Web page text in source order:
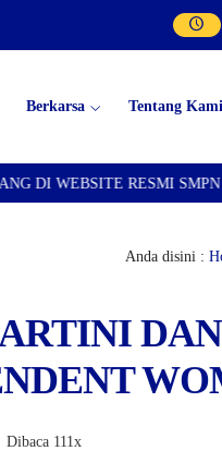
Berkarsa Tentang Kami
SMPN 1
Anda disini :
Dibaca 111x